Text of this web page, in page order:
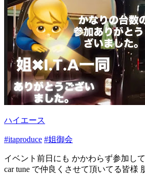
ハイエース
#itaproduce #姐御会
イベント前日にも かかわらず参加し
car tune で仲良くさせて頂いてる皆様